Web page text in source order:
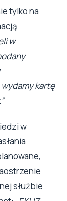
tylko na
w
kartę
w
służbie